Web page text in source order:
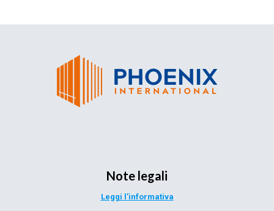
Note legali
Leggi l’informativa